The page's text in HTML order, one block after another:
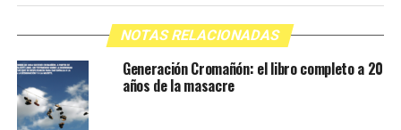
NOTAS RELACIONADAS
Generación Cromañón: el libro completo a 20
años de la masacre